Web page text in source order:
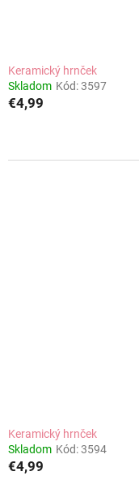
Keramický hrnček
Skladom Kód:3597
€4,99
Keramický hrnček
Skladom Kód:3594
€4,99